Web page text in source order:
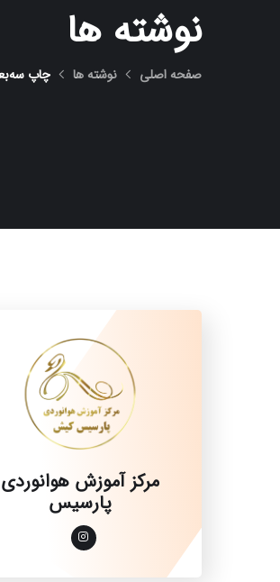
نوشته ها
صفحه اصلی نوشته ها چاپ
مرکز آموزش هوانوردی
پارسیس